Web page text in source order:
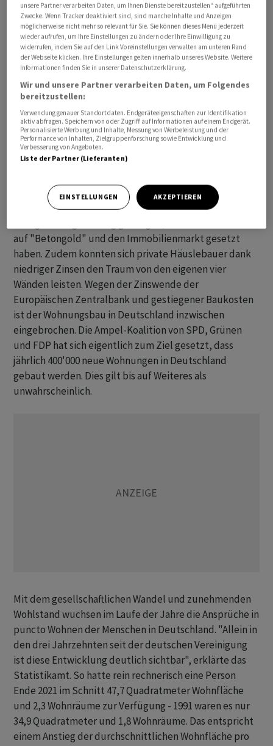
Seit Beginn der Baustatistik 1950 wurden 405'000 neue
Einheiten pro Jahr fertiggestellt, wie das Statistische
Bundesamt am Donnerstag mitteilte. Im vorigen Jahr
lag die Zahl neuer Wohnungen mit 295.300 rund 27
Prozent unter dem Durchschnitt. Den bisher höchsten
Stand gab es 1973 mit gut 714'200 Wohnungen in der
früheren Bundesrepublik. Nach der deutschen
Vereinigung war 1995 das Rekordjahr mit rund 602'800
Einheiten im gesamtdeutschen Bundesgebiet.
Die wenigsten Wohnungen wurden im Zuge der
damaligen Rezessionsjahr waren es nur 159 000. Seitdem
ist der Wohnungsbau bis 2020 auf 306'400
auf "Betongold" und den Immobilienmarkt gesetzt
haben. Zudem konnten sich private Häuslebauer dank
niedriger Zinsen den Traum von den eigenen vier
Wänden leisten. Wegen der Zinswende der
Europäischen Zentralbank und gestiegener Baukosten
ist der Wohnungsbau in Deutschland inzwischen
eingebrochen. Die Ampel-Koalition von SPD, Grünen
und FDP hat sich eigentlich zum Ziel gesetzt, dass
jährlich 400'000 neue Wohnungen in Deutschland
gebaut werden. Dies gilt bis auf Weiteres als
unwahrscheinlich.
Mit dem gesellschaftlichen Wandel und zunehmenden
Wohlstand wuchsen im Laufe der Jahre die Ansprüche in
puncto Wohnen der Menschen in Deutschland. "Allein in
den drei Jahrzehnten seit der deutschen Vereinigung
ist diese Entwicklung deutlich sichtbar", erklärte das
Statistikamt. So hatte rein rechnerisch eine Person
Ende 2021 im Schnitt 47,7 Quadratmeter Wohnfläche
und 2,3 Wohnräume zur Verfügung - 1991 waren es nur
34,9 Quadratmeter und 1,8 Wohnräume. Das entspricht
einem Anstieg der durchschnittlichen Wohnfläche pro
unsere Partner verarbeiten Daten, um Ihnen Dienste bereitzustellen“ aufgeführten
Zwecke. Wenn Tracker deaktiviert sind, sind manche Inhalte und Anzeigen
möglicherweise nicht mehr so relevant für Sie. Sie können dieses Menü jederzeit
wieder aufrufen, um Ihre Einstellungen zu ändern oder Ihre Einwilligung zu
widerrufen, indem Sie auf den Link Voreinstellungen verwalten am unteren Rand
der Webseite klicken. Ihre Einstellungen gelten innerhalb unseres Website. Weitere
Informationen finden Sie in unserer Datenschutzerklärung.
Wir und unsere Partner verarbeiten Daten, um Folgendes
bereitzustellen:
Verwendung genauer Standortdaten. Endgeräteeigenschaften zur Identifikation
aktiv abfragen. Speichern von oder Zugriff auf Informationen auf einem Endgerät.
Personalisierte Werbung und Inhalte, Messung von Werbeleistung und der
Performance von Inhalten, Zielgruppenforschung sowie Entwicklung und
Verbesserung von Angeboten.
Liste der Partner (Lieferanten)
EINSTELLUNGEN AKZEPTIEREN